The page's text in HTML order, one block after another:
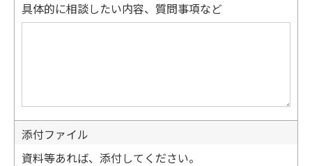
具体的に相談したい内容、質問事項など
添付ファイル
資料等あれば、添付してください。